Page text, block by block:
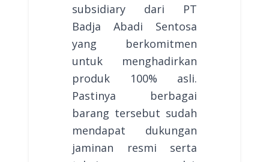
subsidiary dari PT
Badja Abadi Sentosa
yang berkomitmen
untuk menghadirkan
produk 100% asli.
Pastinya berbagai
barang tersebut sudah
mendapat dukungan
jaminan resmi serta